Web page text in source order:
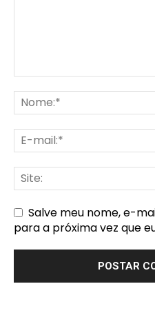
Salve meu nome, e-
para a próxima vez que